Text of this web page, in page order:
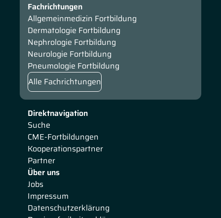
Direktnavigation
Suche
CME-Fortbildungen
Kooperationspartner
Partner
Über uns
Jobs
Impressum
Datenschutzerklärung
Fachrichtungen
Allgemeinmedizin Fortbildung
Dermatologie Fortbildung
Nephrologie Fortbildung
Neurologie Fortbildung
Pneumologie Fortbildung
Alle Fachrichtungen